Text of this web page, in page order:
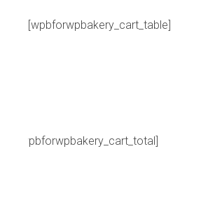
[wpbforwpbakery_cart_table]
[wpbforwpbakery_cart_total]